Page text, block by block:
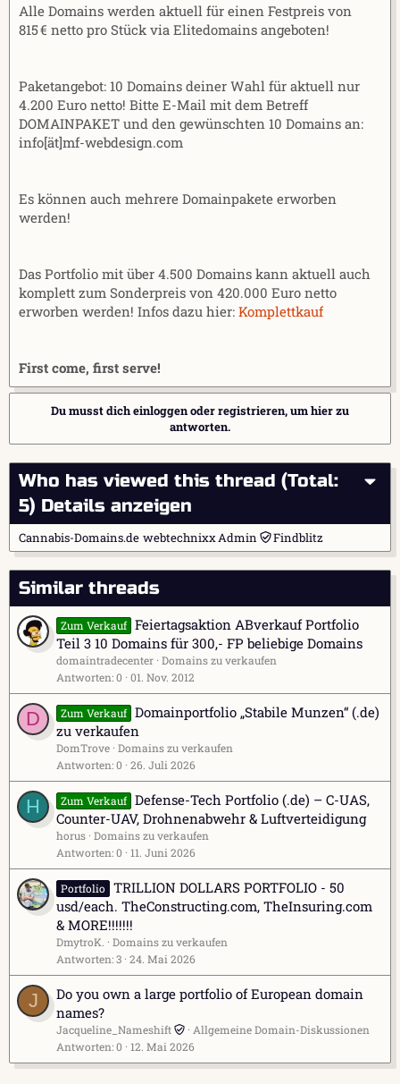
Alle Domains werden aktuell für einen Festpreis von
815 € netto pro Stück via Elitedomains angeboten!
Paketangebot: 10 Domains deiner Wahl für aktuell nur
4.200 Euro netto! Bitte E-Mail mit dem Betreff
DOMAINPAKET und den gewünschten 10 Domains an:
info[ät]mf-webdesign.com
Es können auch mehrere Domainpakete erworben
werden!
Das Portfolio mit über 4.500 Domains kann aktuell auch
komplett zum Sonderpreis von 420.000 Euro netto
erworben werden! Infos dazu hier: Komplettkauf
First come, first serve!
Du musst dich einloggen oder registrieren, um hier zu
antworten.
Who has viewed this thread (Total:
5) Details anzeigen
Cannabis-Domains.de webtechnixx Admin Findblitz
Similar threads
Zum Verkauf Feiertagsaktion ABverkauf Portfolio
Teil 3 10 Domains für 300,- FP beliebige Domains
domaintradecenter Domains zu verkaufen
Antworten 0 01. Nov. 2012
D Zum Verkauf Domainportfolio „Stabile Munzen“ (.de)
zu verkaufen
DomTrove Domains zu verkaufen
Antworten 0 26. Juli 2026
H Zum Verkauf Defense-Tech Portfolio (.de) – C-UAS,
Counter-UAV, Drohnenabwehr & Luftverteidigung
horus Domains zu verkaufen
Antworten 0 11. Juni 2026
Portfolio
TRILLION DOLLARS PORTFOLIO - 50
usd/each. TheConstructing.com, TheInsuring.com
& MORE!!!!!!!
DmytroK.
Domains zu verkaufen
Antworten 3 24. Mai 2026
J
Do you own a large portfolio of European domain
names?
Jacqueline_Nameshift
Allgemeine Domain-Diskussionen
Antworten 0 12. Mai 2026